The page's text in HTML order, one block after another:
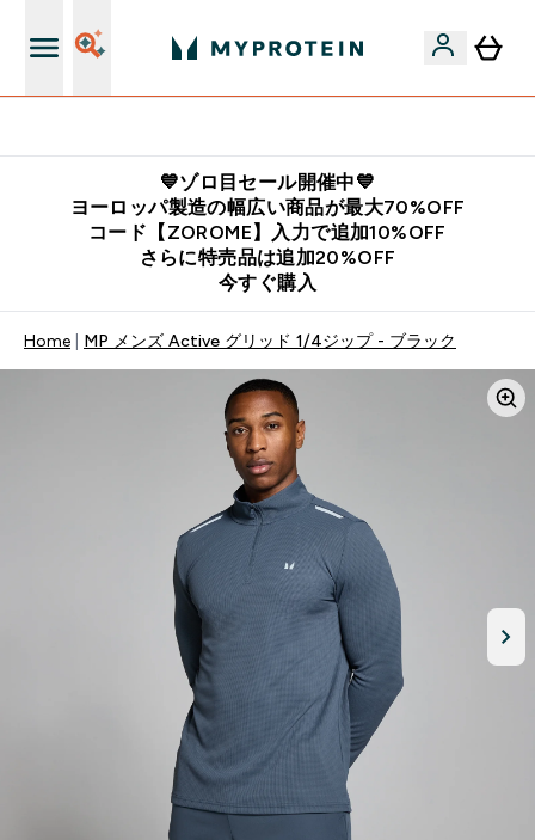
💙ゾロ目セール開催中💙
ヨーロッパ製造の幅広い商品が最大70%OFF
コード【ZOROME】入力で追加10%OFF
さらに特売品は追加20%OFF
今すぐ購入
Home MP メンズ Active グリッド 1/4ジップ - ブラック